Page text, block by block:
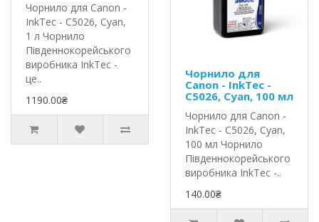
Чорнило для Canon -
InkTec - C5026, Cyan,
1 л Чорнило
Південнокорейського
виробника InkTec -
це..
1190.00₴
Чорнило для
Canon - InkTec -
C5026, Cyan, 100 мл
Чорнило для Canon -
InkTec - C5026, Cyan,
100 мл Чорнило
Південнокорейського
виробника InkTec -..
140.00₴